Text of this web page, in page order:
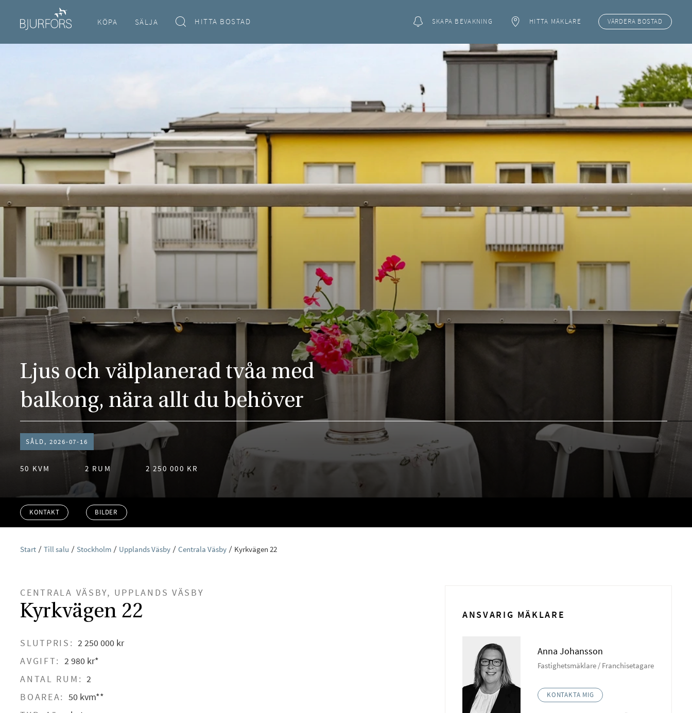
KÖPA SÄLJA HITTA BOSTAD SKAPA BEVAKNING HITTA MÄKLARE VÄRDERA BOSTAD
Ljus och välplanerad tvåa med
balkong, nära allt du behöver
SÅLD, 2026-07-16
50 KVM 2 RUM 2 250 000 KR
KONTAKT BILDER
Start Till salu Stockholm Upplands Väsby Centrala Väsby Kyrkvägen 22
CENTRALA VÄSBY, UPPLANDS VÄSBY
Kyrkvägen 22
SLUTPRIS: 2 250 000 kr
AVGIFT: 2 980 kr*
ANTAL RUM: 2
BOAREA: 50 kvm**
ANSVARIG MÄKLARE
Anna Johansson
Fastighetsmäklare / Franchisetagare
KONTAKTA MIG